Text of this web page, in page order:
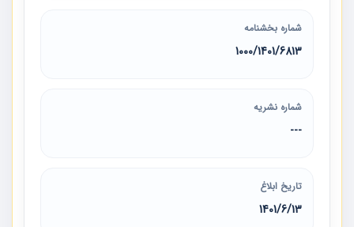
شماره بخشنامه
6813‏/1401‏/1000
شماره نشریه
---
تاریخ ابلاغ
1401/6/13